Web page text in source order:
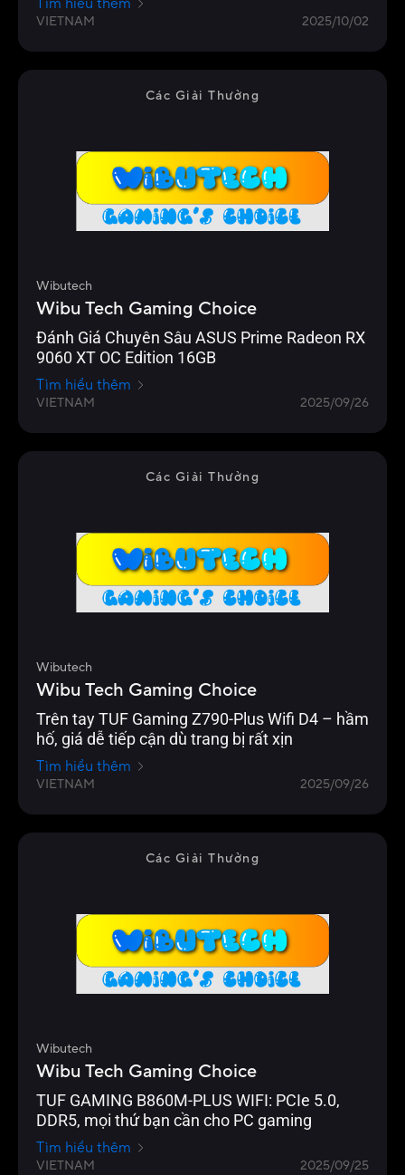
Tìm hiểu thêm
VIETNAM 2025/10/02
Các Giải Thưởng
Wibutech
Wibu Tech Gaming Choice
Đánh Giá Chuyên Sâu ASUS Prime Radeon RX
9060 XT OC Edition 16GB
Tìm hiểu thêm
VIETNAM 2025/09/26
Các Giải Thưởng
Wibutech
Wibu Tech Gaming Choice
Trên tay TUF Gaming Z790-Plus Wifi D4 – hầm
hố, giá dễ tiếp cận dù trang bị rất xịn
Tìm hiểu thêm
VIETNAM 2025/09/26
Các Giải Thưởng
Wibutech
Wibu Tech Gaming Choice
TUF GAMING B860M-PLUS WIFI: PCIe 5.0,
DDR5, mọi thứ bạn cần cho PC gaming
Tìm hiểu thêm
VIETNAM 2025/09/25